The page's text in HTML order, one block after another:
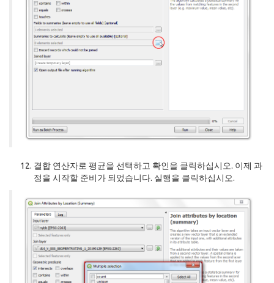
결합 연산자로 평균을 선택하고 확인을 클릭하십시오. 이제 과
정을 시작할 준비가 되었습니다. 실행을 클릭하십시오.